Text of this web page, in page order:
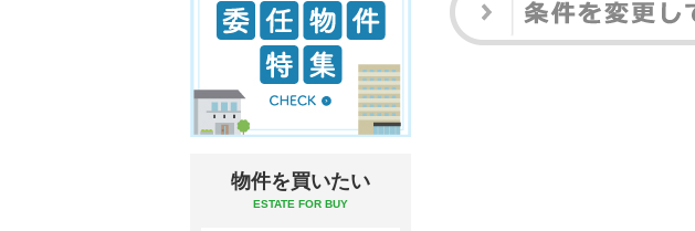
物件を買いたい
ESTATE FOR BUY